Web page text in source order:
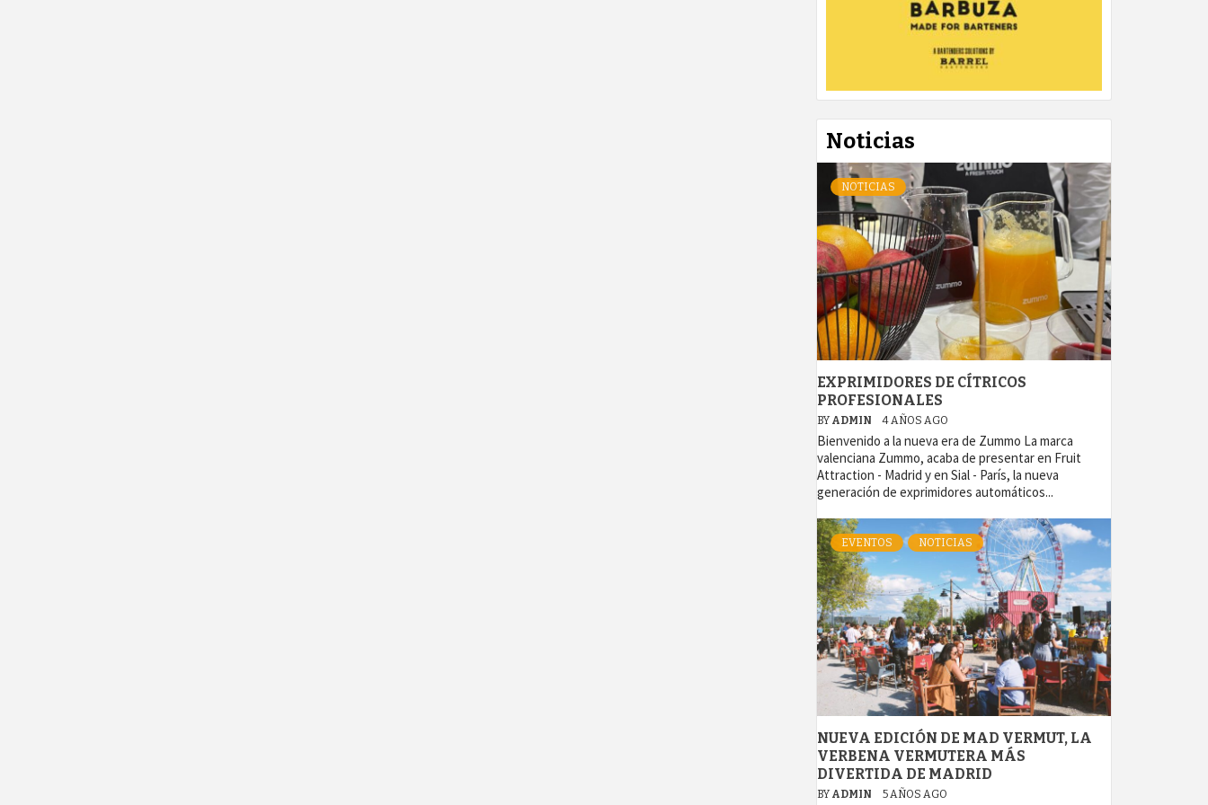
Noticias
NOTICIAS
EXPRIMIDORES DE CÍTRICOS
PROFESIONALES
BY ADMIN 4 AÑOS AGO
Bienvenido a la nueva era de Zummo La marca
valenciana Zummo, acaba de presentar en Fruit
Attraction - Madrid y en Sial - París, la nueva
generación de exprimidores automáticos...
EVENTOS NOTICIAS
NUEVA EDICIÓN DE MAD VERMUT, LA
VERBENA VERMUTERA MÁS
DIVERTIDA DE MADRID
BY ADMIN 5 AÑOS AGO